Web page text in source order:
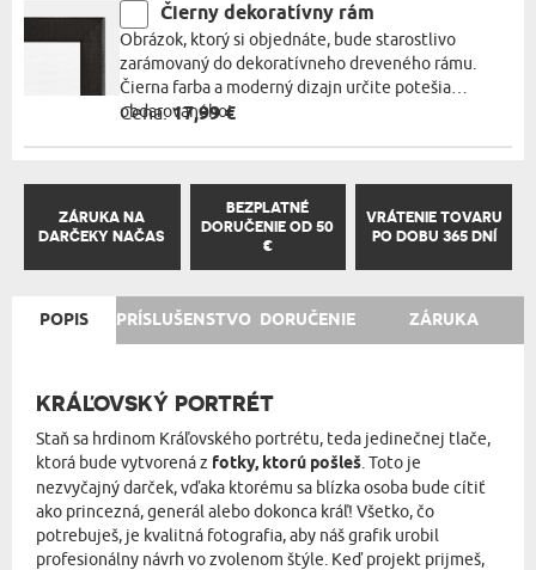
Čierny dekoratívny rám
Obrázok, ktorý si objednáte, bude starostlivo
zarámovaný do dekoratívneho dreveného rámu.
Čierna farba a moderný dizajn určite potešia
obdarovaného!
Cena:17,99 €
ZÁRUKA NA
DARČEKY NAČAS
BEZPLATNÉ
DORUČENIE OD 50
€
VRÁTENIE TOVARU
PO DOBU 365 DNÍ
POPIS PRÍSLUŠENSTVO DORUČENIE ZÁRUKA
KRÁĽOVSKÝ PORTRÉT
Staň sa hrdinom Kráľovského portrétu, teda jedinečnej tlače,
ktorá bude vytvorená z fotky, ktorú pošleš. Toto je
nezvyčajný darček, vďaka ktorému sa blízka osoba bude cítiť
ako princezná, generál alebo dokonca kráľ! Všetko, čo
potrebuješ, je kvalitná fotografia, aby náš grafik urobil
profesionálny návrh vo zvolenom štýle. Keď projekt prijmeš,